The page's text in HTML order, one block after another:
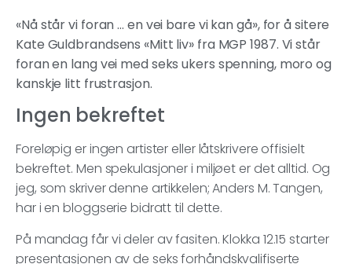
«Nå står vi foran … en vei bare vi kan gå», for å sitere
Kate Guldbrandsens «Mitt liv» fra MGP 1987. Vi står
foran en lang vei med seks ukers spenning, moro og
kanskje litt frustrasjon.
Ingen bekreftet
Foreløpig er ingen artister eller låtskrivere offisielt
bekreftet. Men spekulasjoner i miljøet er det alltid. Og
jeg, som skriver denne artikkelen; Anders M. Tangen,
har i en bloggserie bidratt til dette.
På mandag får vi deler av fasiten. Klokka 12.15 starter
presentasjonen av de seks forhåndskvalifiserte